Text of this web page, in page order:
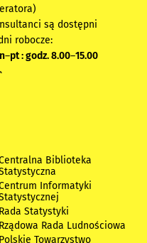
są dostępni
robocze:
–pt : godz. 8.00–15.00
Biblioteka
Informatyki
Rada Statystyki
Rządowa Rada Ludnościowa
Polskie Towarzystwo